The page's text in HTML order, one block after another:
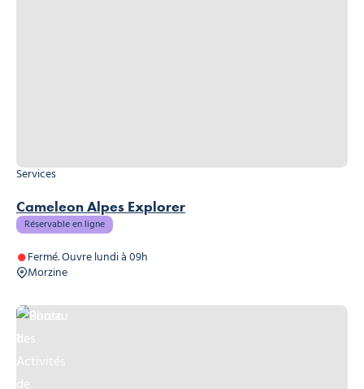
Cameleon Alpes Explorer
Services
Réservable en ligne
Fermé. Ouvre lundi à 09h
Morzine
Photo 1
Bureau des Activités de Montagne